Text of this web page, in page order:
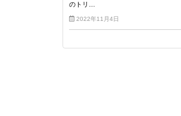
のトリ…
2022年11月4日